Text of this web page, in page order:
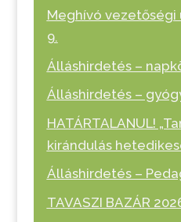
Meghívó vezetőségi
9.
Álláshirdetés –
Álláshirdetés –
HATÁRTALANUL!
kirándulás
Álláshirdetés –
TAVASZI BAZÁR